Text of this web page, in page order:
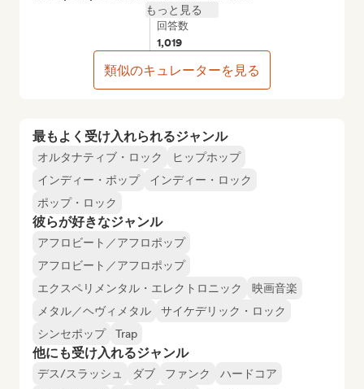
最もよく受け入れられるジャンル
オルタナティブ・ロック
ヒップホップ
インディー・ポップ
インディー・ロック
ポップ・ロック
彼らが好きなジャンル
アフロビート／アフロポップ
アフロビート／アフロポップ
エクスペリメンタル・エレクトロニック
映画音楽
メタル／ヘヴィメタル
サイケデリック・ロック
シンセポップ
Trap
他にも受け入れるジャンル
デス/スラッシュ ダブ ファンク
ハードコア
もっと見る
回答数
1,019
類似のキュレーターを見る